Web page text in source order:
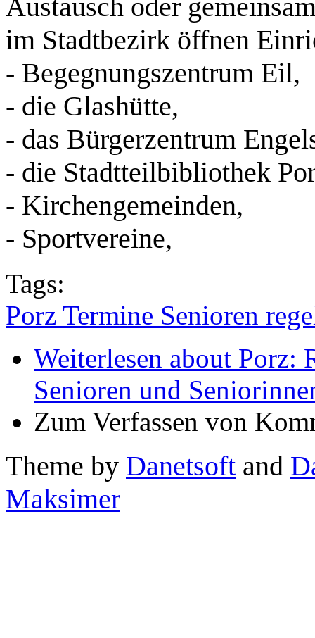
Austausch oder
im Stadtbezirk öffnen
- Begegnungszentrum Eil,
- die Glashütte,
- das Bürgerzentrum
- die Stadtteilbibliothek
- Kirchengemeinden,
- Sportvereine,
Tags:
Porz Termine Senioren
Weiterlesen about Porz:
Senioren und
Zum Verfassen von
Theme by Danetsoft and
Maksimer